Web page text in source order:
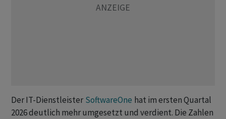
Der IT-Dienstleister SoftwareOne hat im ersten Quartal
2026 deutlich mehr umgesetzt und verdient. Die Zahlen